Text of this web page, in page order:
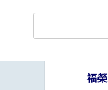
索:
福